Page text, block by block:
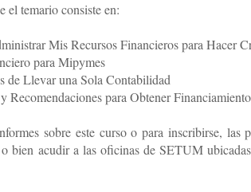
el temario consiste en:
Mis Recursos Financieros para Hacer
para Mipymes
de Llevar una Sola Contabilidad
y Recomendaciones para Obtener Financiamiento
sobre este curso o para inscribirse, las
bien acudir a las oficinas de SETUM